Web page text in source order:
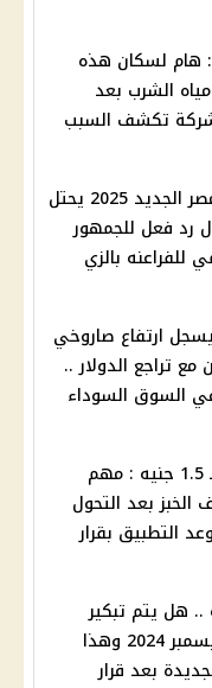
: هام لسكان هذه
الشرب بعد
ساعه الشركة تكشف السبب
شاهد تيشرت منتخب مصر الجديد 2025 يحتل
رد فعل للجمهور
بالزي
ارتفاع صاروخي
مع تراجع الدولار ..
في السوق السوداء
رغيف العيش البلدي بـ 1.5 جنيه : مهم
بعد التحول
التطبيق بقرار
هل يتم تبكير
صرف معاشات شهر ديسمبر 2024 وهذا
بعد قرار